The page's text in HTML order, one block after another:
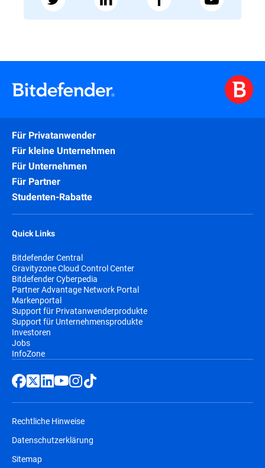
Für Privatanwender
Für kleine Unternehmen
Für Unternehmen
Für Partner
Studenten-Rabatte
Quick Links
Bitdefender Central
Gravityzone Cloud Control Center
Bitdefender Cyberpedia
Partner Advantage Network Portal
Markenportal
Support für Privatanwenderprodukte
Support für Unternehmensprodukte
Investoren
Jobs
InfoZone
Rechtliche Hinweise
Datenschutzerklärung
Sitemap